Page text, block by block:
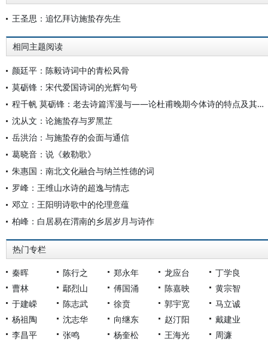
王圣思：追忆拜访施蛰存先生
相同主题阅读
颜廷平：陈毅诗词中的青松风骨
莫砺锋：宋代爱国诗词的光辉句号
程千帆 莫砺锋：老去诗篇浑漫与——论杜甫晚期今体诗的特点及其对宋人的影响
沈从文：论施蛰存与罗黑芷
岳洪治：与施蛰存的会面与通信
葛晓音：说《敕勒歌》
朱惠国：南北文化融合与纳兰性德的词
罗峰：王维山水诗的超逸与情志
邓立：王阳明诗歌中的伦理意蕴
柏峰：白居易在渭南的乡居岁月与诗作
热门专栏
秦晖 陈行之 郑永年 龙应台
丁学良
曹林
鄢烈山 傅国涌 陈嘉映
黄宗智
于建嵘
陈志武 徐贲 郭宇宽
马立诚
杨祖陶
沈志华 向继东 赵汀阳
戴建业
李昌平
张鸣 杨奎松 王海光 周濂